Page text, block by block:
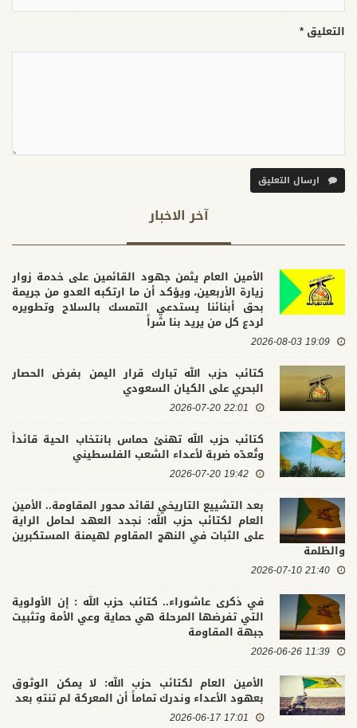
التعليق *
ارسال التعليق
آخر الاخبار
الأمين العام يثمن جهود القائمين على خدمة زوار
زيارة الأربعين، ويؤكد أن ما ارتكبه العدو من جريمة
بحق أبنائنا يستدعي التمسك بالسلاح وتطويره
لردع كل من يريد بنا شراً
19:09 2026-08-03
كتائب حزب الله تبارك قرار اليمن بفرض الحصار
البحري على الكيان السعودي
22:01 2026-07-20
كتائب حزب الله تهنئ حماس بانتخاب الحية قائداً
وتُعدّه ضربة لأعداء الشعب الفلسطيني
19:42 2026-07-20
بعد التشييع التاريخي لقائد محور المقاومة.. الأمين
العام لكتائب حزب الله: نجدد العهد لحامل الراية
على الثبات في النهج المقاوم لهيمنة المستكبرين
والظلمة
21:40 2026-07-10
في ذكرى عاشوراء.. كتائب حزب الله : إن الأولوية
التي تفرضها المرحلة هي حماية وعي الأمة وتثبيت
جبهة المقاومة
11:39 2026-06-26
الأمين العام لكتائب حزب الله: لا يمكن الوثوق
بعهود الأعداء وندرك تماماً أن المعركة لم تنتهِ بعد
17:01 2026-06-17